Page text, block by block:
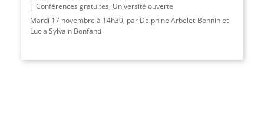
Conférences gratuites, Université ouverte
Mardi 17 novembre à 14h30, par Delphine Arbelet-Bonnin et
Lucia Sylvain Bonfanti